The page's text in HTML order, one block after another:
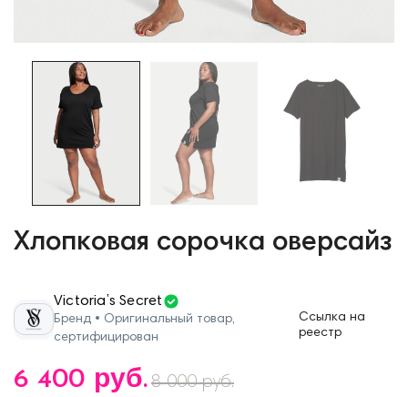
Хлопковая сорочка оверсайз
Victoria’s Secret
Бренд • Оригинальный товар,
сертифицирован
Ссылка на
реестр
6 400 руб. 8 000 руб.